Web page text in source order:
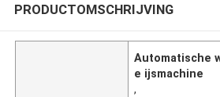
PRODUCTOMSCHRIJVING
Automatische
e ijsmachine
,